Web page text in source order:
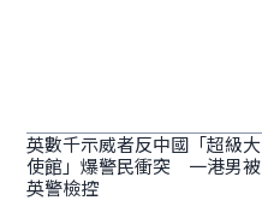
英數千示威者反中國「超級大
使館」爆警民衝突 一港男被
英警檢控